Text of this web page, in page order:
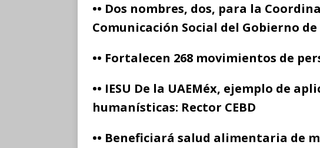
•• Dos nombres, dos, para la
Comunicación Social del Gobierno
•• Fortalecen 268 movimientos de
•• IESU De la UAEMéx, ejemplo de
humanísticas: Rector CEBD
•• Beneficiará salud alimentaria de